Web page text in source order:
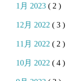
1月 2023( 2 )
12月 2022( 3 )
11月 2022( 2 )
10月 2022( 4 )